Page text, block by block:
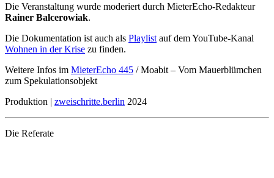
Die Veranstaltung wurde moderiert durch MieterEcho-Redakteur
Rainer Balcerowiak.
Die Dokumentation ist auch als Playlist auf dem YouTube-Kanal
Wohnen in der Krise zu finden.
Weitere Infos im MieterEcho 445 / Moabit – Vom Mauerblümchen
zum Spekulationsobjekt
Produktion | zweischritte.berlin 2024
Die Referate